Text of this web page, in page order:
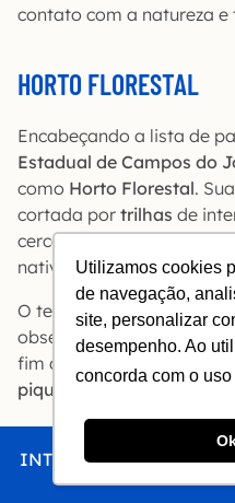
Utilizamos cookies
de navegação,
site, personalizar
desempenho. Ao
concorda com o
INTRO CHEGAR
contato com a natureza
HORTO FLORESTAL
Encabeçando a lista de
Estadual de Campos do
como Horto Florestal.
cortada por trilhas de
cercadas por árvores
nativa.
O terreno permite desde
observar a paisagem
fim de ver outros ângulos
piquenique, há um lugar
Informações